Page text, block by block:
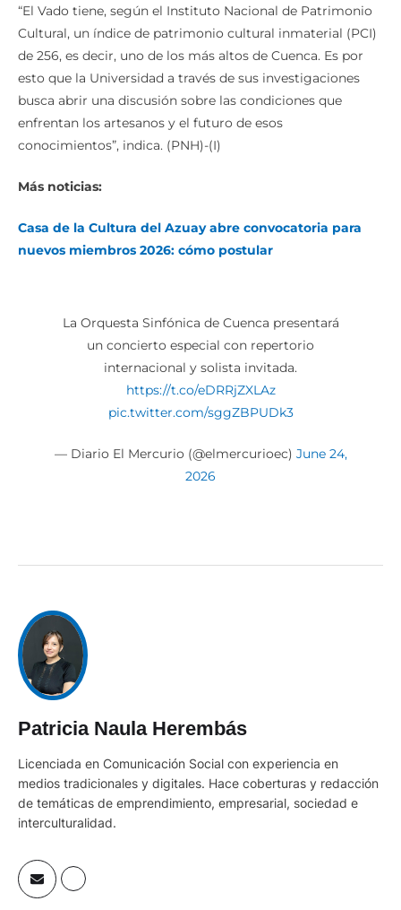
“El Vado tiene, según el Instituto Nacional de Patrimonio
Cultural, un índice de patrimonio cultural inmaterial (PCI)
de 256, es decir, uno de los más altos de Cuenca. Es por
esto que la Universidad a través de sus investigaciones
busca abrir una discusión sobre las condiciones que
enfrentan los artesanos y el futuro de esos
conocimientos”, indica. (PNH)-(I)
Más noticias:
Casa de la Cultura del Azuay abre convocatoria para
nuevos miembros 2026: cómo postular
La Orquesta Sinfónica de Cuenca presentará
un concierto especial con repertorio
internacional y solista invitada.
https://t.co/eDRRjZXLAz
pic.twitter.com/sggZBPUDk3
— Diario El Mercurio (@elmercurioec) June 24,
2026
Patricia Naula Herembás
Licenciada en Comunicación Social con experiencia en
medios tradicionales y digitales. Hace coberturas y redacción
de temáticas de emprendimiento, empresarial, sociedad e
interculturalidad.